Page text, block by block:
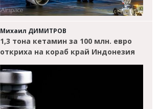
Михаил ДИМИТРОВ
1,3 тона кетамин за 100 млн. евро
откриха на кораб край Индонезия